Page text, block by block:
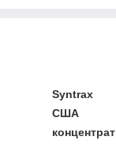
Syntrax
США
концентрат